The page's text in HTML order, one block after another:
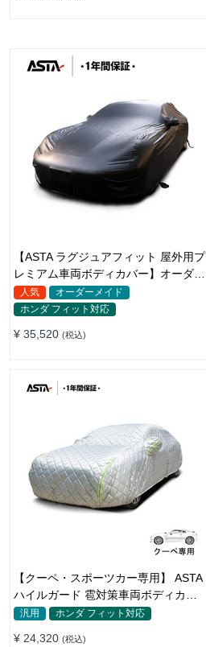
【ASTA ラグジュアフィット 屋外用プ
レミアム車両ボディカバー】オーダー
メイド PUレザー 車カバー 裏起毛 防
水防風 耐久性
人気
オーダーメイド
ホンダ フィット対応
¥ 35,520 (税込)
【クーペ・スポーツカー専用】 ASTA
ハイルガード 雹対策車両ボディカバ
ー 5層構造 雹対策 厚手 凍結防止 防雪
汎用 ホンダ フィット対応
¥ 24,320 (税込)